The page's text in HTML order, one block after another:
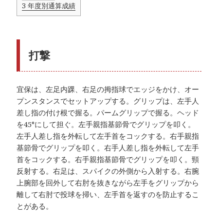
3 年度別通算成績
打撃
宜保は、左足内踝、右足の拇指球でエッジをかけ、オー
プンスタンスでセットアップする。グリップは、左手人
差し指の付け根で握る。パームグリップで握る。ヘッド
を45°にして担ぐ。左手親指基節骨でグリップを叩く。
左手人差し指を外転して左手首をコックする。右手親指
基節骨でグリップを叩く。右手人差し指を外転して左手
首をコックする。右手親指基節骨でグリップを叩く。頸
反射する。右足は、スパイクの外側から入射する。右腕
上腕部を回外して右肘を抜きながら左手をグリップから
離して右肘で投球を掃い、左手首を返すのを防止するこ
とがある。